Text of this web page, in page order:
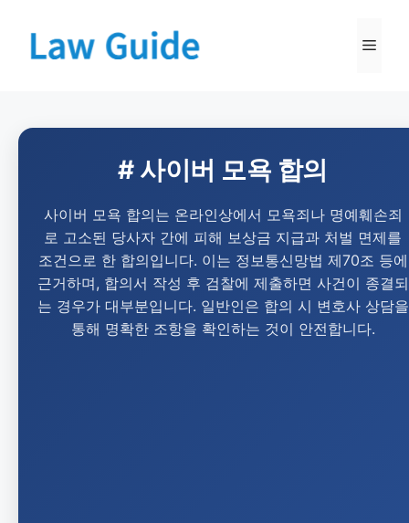
# 사이버 모욕 합의
사이버 모욕 합의는 온라인상에서 모욕죄나 명예훼손죄
로 고소된 당사자 간에 피해 보상금 지급과 처벌 면제를
조건으로 한 합의입니다. 이는 정보통신망법 제70조 등에
근거하며, 합의서 작성 후 검찰에 제출하면 사건이 종결되
는 경우가 대부분입니다. 일반인은 합의 시 변호사 상담을
통해 명확한 조항을 확인하는 것이 안전합니다.